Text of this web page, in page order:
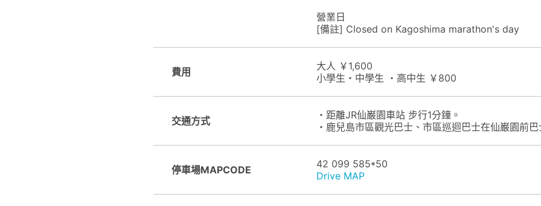
營業日
[備註] Closed on Kagoshima marathon's day
費用
大人 ￥1,600
小學生・中學生 ・高中生 ￥800
交通方式
・距離JR仙巌園車站 步行1分鐘。
・鹿兒島市區觀光巴士、市區巡迴巴士在仙巌園前巴
停車場MAPCODE
42 099 585*50
Drive MAP